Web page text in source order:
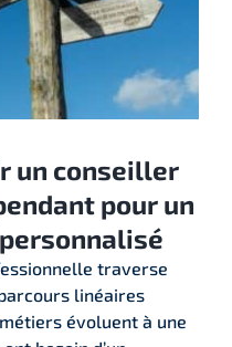
un conseiller
pour un
traverse
linéaires
évoluent à une